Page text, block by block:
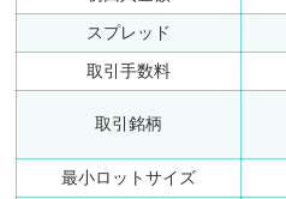
スプレッド
取引手数料
取引銘柄
最小ロットサイズ